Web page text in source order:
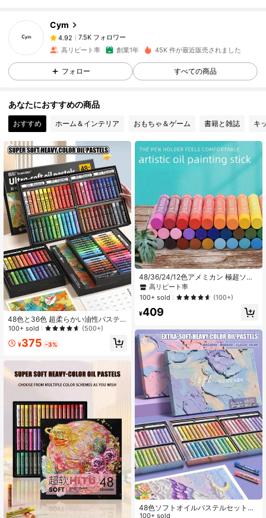
Cym
4.92
8***6は1日前に購入しました
4.92 7.5K フォロワー
4.92 7.5K フォロワー
4.92 7.5K フォロワー
4.92 7.5K フォロワー
4.92 7.5K フォロワー
4.92 7.5K フォロワー
4.92 7.5K フォロワー
7.5K フォロワー
高リピート率 創業1年 45K 件が最近販売されました
フォロー すべての商品
あなたにおすすめの商品
おすすめ ホーム＆インテリア おもちゃ＆ゲーム 書籍と雑誌 キ
48色と36色 超柔らかい油性パステ
ルセット、アート学生、DIY油絵愛好
家向け、マカロンとモランディ油絵
ブラシ付き、アート制作ドローング
100+ sold (500+)
¥375 -3%
48/36/24/12色アメミカン 極超ソフ
ト オイルパステルスティック、ベー
シックカラー、24色マカロン、24色
ミューテッドトーン、油絵、アート
グラフィティ、DIY グリーティング
カード、誕生日カードに適していま
高リピート率
100+ sold
(100+)
¥409
48色ソフトオイルパステルセット、
ソフトワックスクレヨンアート用、3
100+ sold